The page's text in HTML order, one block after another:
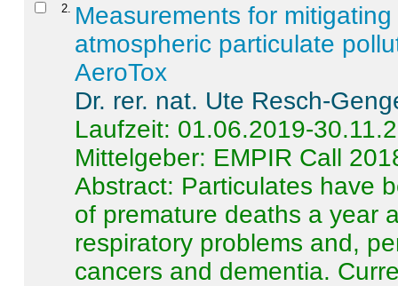
2
Measurements for
atmospheric particulate
AeroTox
Dr. rer. nat. Ute Resch-
Laufzeit: 01.06.2019-
Mittelgeber: EMPIR Call
Abstract: Particulates have
of premature deaths a year
respiratory problems and,
cancers and dementia.